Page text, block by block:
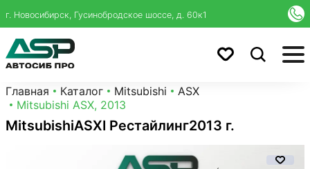
г. Новосибирск, Гусинобродское шоссе, д. 60к1
Главная Каталог Mitsubishi
ASX
Mitsubishi ASX, 2013
MitsubishiASXI Рестайлинг2013 г.